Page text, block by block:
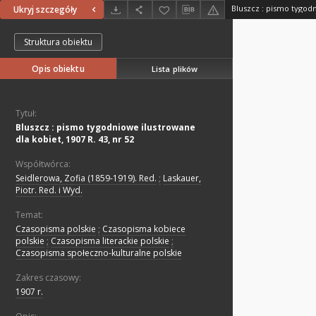
Ukryj szczegóły
Struktura obiektu
Opis obiektu Lista plików
Tytuł:
Bluszcz : pismo tygodniowe ilustrowane
dla kobiet, 1907 R. 43, nr 52
Współtwórca:
Seidlerowa, Zofia (1859-1919). Red. ; Laskauer,
Piotr. Red. i Wyd.
Temat:
Czasopisma polskie ; Czasopisma kobiece
polskie ; Czasopisma literackie polskie ;
Czasopisma społeczno-kulturalne polskie
Zakres czasowy:
1907 r.